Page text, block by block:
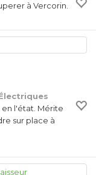
à Vercorin.
l'état. Mérite
sur place à